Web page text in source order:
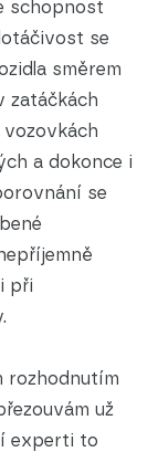
schopnost
se
směrem
zatáčkách
a dokonce i
se
při
rozhodnutím
už
experti to